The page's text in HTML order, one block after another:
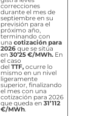
correcciones
durante el mes de
septiembre en su
previsión para el
próximo año,
terminando con
una cotización para
2026 que se sitúa
en 30’25 €/MWh.En
el caso
del TTF, ocurre lo
mismo en un nivel
ligeramente
superior, finalizando
el mes con una
cotización para 2026
que queda en 31’112
€/MWh.